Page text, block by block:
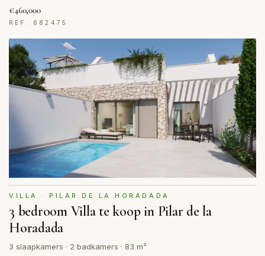
€460,000
REF: 682475
VILLA · PILAR DE LA HORADADA
3 bedroom Villa te koop in Pilar de la
Horadada
3 slaapkamers · 2 badkamers · 83 m²